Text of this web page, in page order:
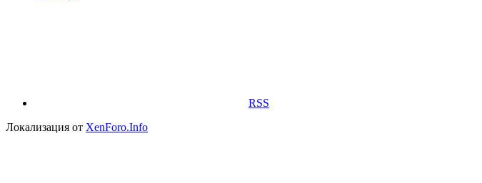
RSS
Локализация от XenForo.Info